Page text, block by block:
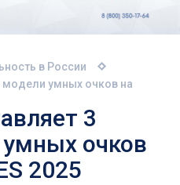
в России
модели умных очков на
3
очков
2025